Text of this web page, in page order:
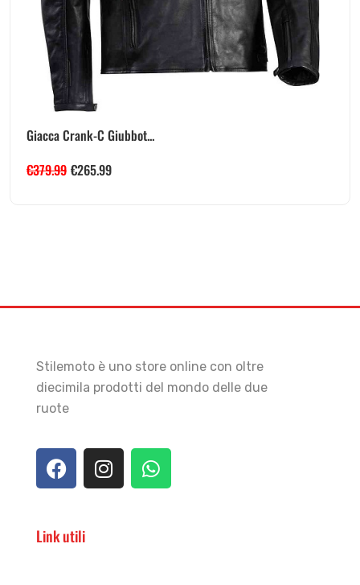
Giacca Crank-C Giubbot...
€379.99 €265.99
Stilemoto è uno store online con oltre
diecimila prodotti del mondo delle due
ruote
Link utili